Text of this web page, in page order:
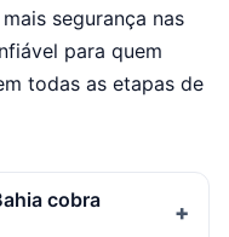
segurança nas
para quem
todas as etapas de
cobra